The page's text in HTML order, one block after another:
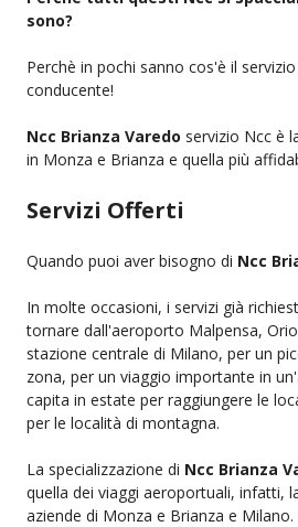
sono?
Perchè in pochi sanno cos'è il
conducente!
Ncc Brianza Varedo servizio Ncc è
in Monza e Brianza e quella più
Servizi Offerti
Quando puoi aver bisogno di Ncc
In molte occasioni, i servizi già
tornare dall'aeroporto Malpensa,
stazione centrale di Milano, per un
zona, per un viaggio importante in
capita in estate per raggiungere le
per le località di montagna.
La specializzazione di Ncc Brianza
quella dei viaggi aeroportuali, infatti,
aziende di Monza e Brianza e Milano.